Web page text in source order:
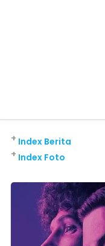
Index Berita
+
Index Foto
+